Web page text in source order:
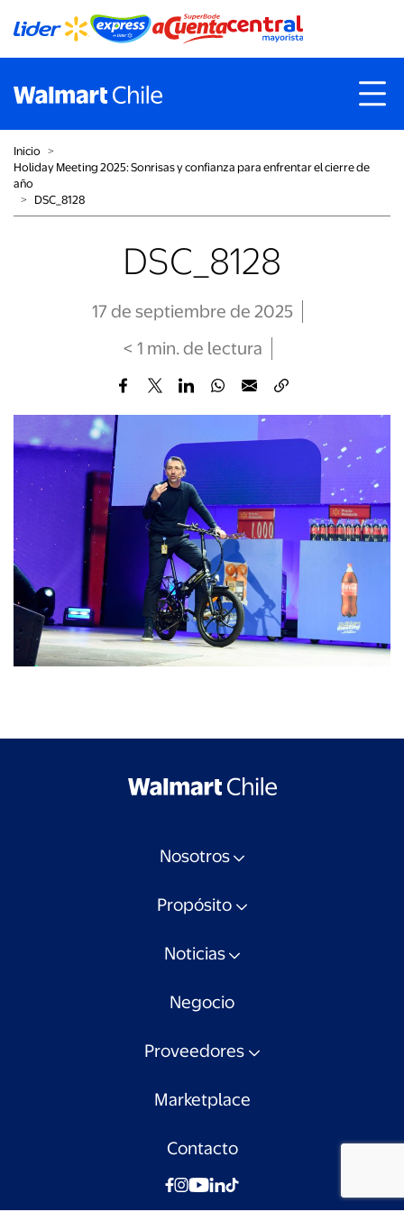
Inicio ˃
Holiday Meeting 2025: Sonrisas y confianza para enfrentar el cierre de
año
˃
DSC_8128
DSC_8128
17 de septiembre de 2025
< 1 min. de lectura
Nosotros
Propósito
Noticias
Negocio
Proveedores
Marketplace
Contacto